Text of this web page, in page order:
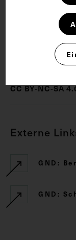
CC BY-NC-SA
Externe
GND:
GND: